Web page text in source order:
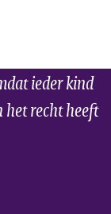
ieder kind
het recht heeft